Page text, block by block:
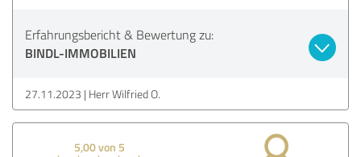
Erfahrungsbericht & Bewertung zu:
BINDL-IMMOBILIEN
27.11.2023 Herr Wilfried O.
5,00 von 5